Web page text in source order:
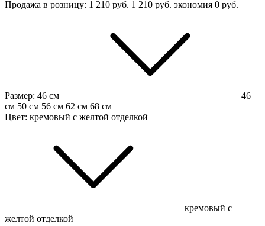
Продажа в розницу: 1 210 руб. 1 210 руб. экономия 0 руб.
Размер: 46 см
46
см 50 см 56 см 62 см 68 см
Цвет: кремовый с желтой отделкой
кремовый с
желтой отделкой